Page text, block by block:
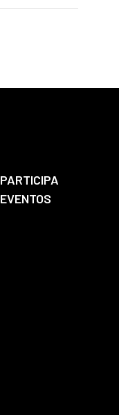
PARTICIPA
EVENTOS